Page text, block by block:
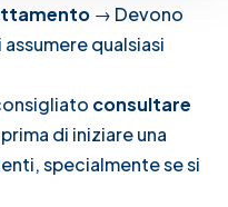
→ Devono
qualsiasi
consultare
prima di iniziare una
specialmente se si